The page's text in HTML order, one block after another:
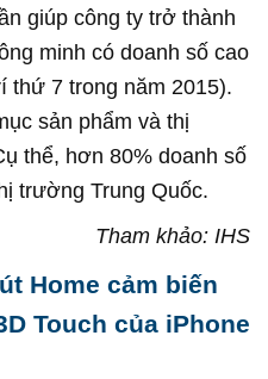
giúp công ty trở thành
minh có doanh số cao
thứ 7 trong năm 2015).
sản phẩm và thị
thể, hơn 80% doanh số
trường Trung Quốc.
Tham khảo: IHS
Home cảm biến
Touch của iPhone